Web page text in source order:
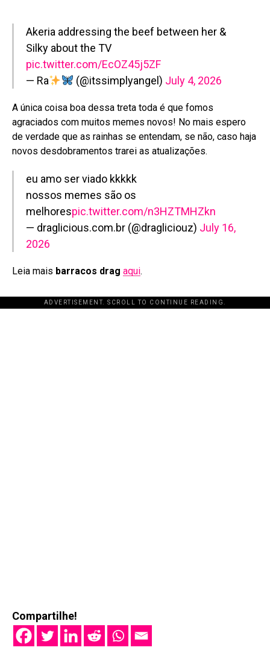
Akeria addressing the beef between her &
Silky about the TV
pic.twitter.com/EcOZ45j5ZF
— Ra
(@itssimplyangel) July 4, 2026
A única coisa boa dessa treta toda é que fomos
agraciados com muitos memes novos! No mais espero
de verdade que as rainhas se entendam, se não, caso haja
novos desdobramentos trarei as atualizações.
eu amo ser viado kkkkk
nossos memes são os
melhorespic.twitter.com/n3HZTMHZkn
— draglicious.com.br (@dragliciouz) July 16,
2026
Leia mais barracos drag aqui.
ADVERTISEMENT. SCROLL TO CONTINUE READING.
Compartilhe!